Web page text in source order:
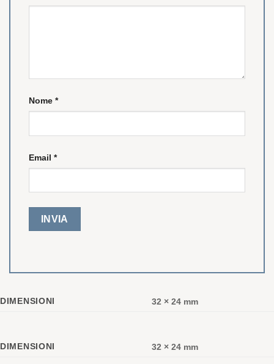
Nome *
Email *
DIMENSIONI 32 × 24 mm
DIMENSIONI 32 × 24 mm